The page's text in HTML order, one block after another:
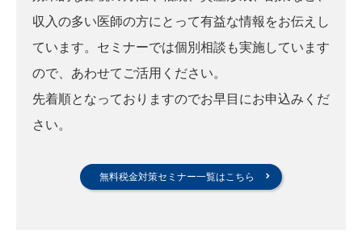
収入の多い医師の方にとって有益な情報をお伝えし
ています。セミナーでは個別相談も実施しています
ので、あわせてご活用ください。
先着順となっておりますのでお早目にお申込みくだ
さい。
無料税金対策セミナー一覧はこちら